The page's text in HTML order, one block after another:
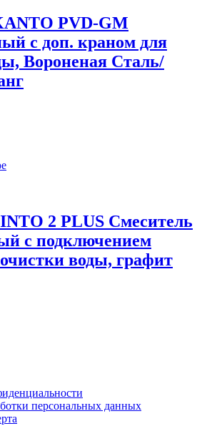
PVD-GM
с доп. краном для
Вороненая Сталь/
2 PLUS Смеситель
с подключением
воды, графит
персональных данных